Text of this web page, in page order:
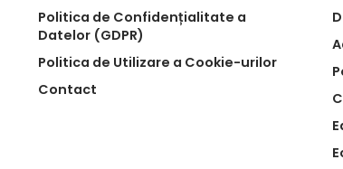
Politica de Confidențialitate a
Datelor (GDPR)
Politica de Utilizare a Cookie-urilor
Contact